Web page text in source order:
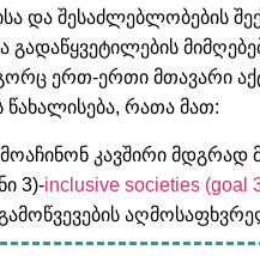
და შესაძლებლობების
გადაწყვეტილების
ერთ-ერთი მთავარი
რათა მათ:
კავშირი მდგრად
3)-inclusive societies (goal
გამოწვევების